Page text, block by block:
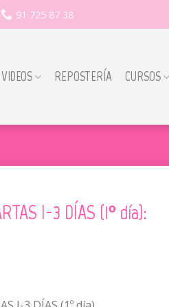
91 725 87 38
VIDEOS REPOSTERÍA CURSOS
I-3 DÍAS (1º día):